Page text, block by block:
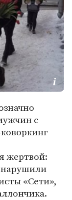
с
жертвой:
нарушили
«Сети»,